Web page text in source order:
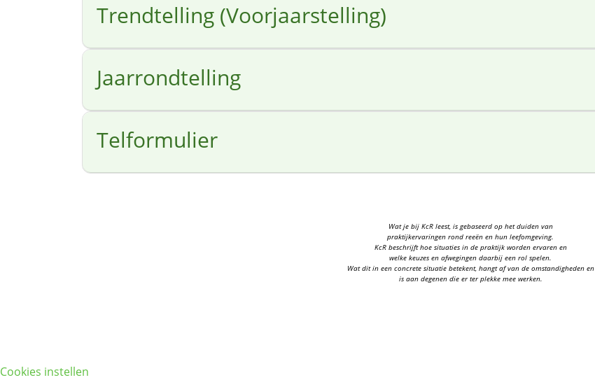
Trendtelling (Voorjaarstelling)
Jaarrondtelling
Telformulier
Wat je bij KcR leest, is gebaseerd op het duiden van
praktijkervaringen rond reeën en hun leefomgeving.
KcR beschrijft hoe situaties in de praktijk worden ervaren en
welke keuzes en afwegingen daarbij een rol spelen.
Wat dit in een concrete situatie betekent, hangt af van de omstandigheden en
is aan degenen die er ter plekke mee werken.
Cookies instellen